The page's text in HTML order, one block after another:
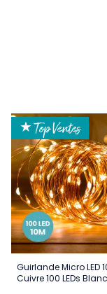
Guirlande Micro LED
Cuivre 100 LEDs
★ Top Ventes